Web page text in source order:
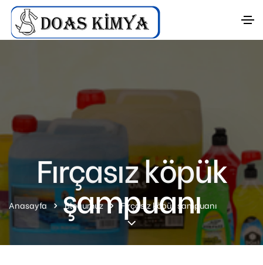
Fırçasız köpük
şampuanı
Anasayfa Blogumuz Fırçasız köpük şampuanı